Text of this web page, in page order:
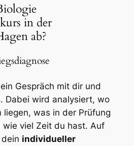
in der
ab?
Gespräch mit dir und
Dabei wird analysiert, wo
liegen, was in der Prüfung
viel Zeit du hast. Auf
individueller